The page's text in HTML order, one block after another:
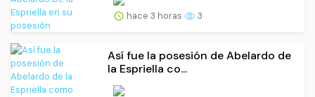
hace 3 horas 3
Así fue la posesión de Abelardo de
la Espriella co...